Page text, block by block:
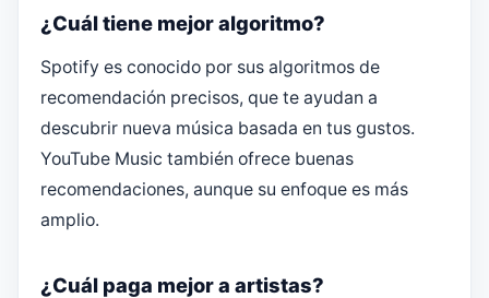
¿Cuál tiene mejor algoritmo?
Spotify es conocido por sus algoritmos de
recomendación precisos, que te ayudan a
descubrir nueva música basada en tus gustos.
YouTube Music también ofrece buenas
recomendaciones, aunque su enfoque es más
amplio.
¿Cuál paga mejor a artistas?